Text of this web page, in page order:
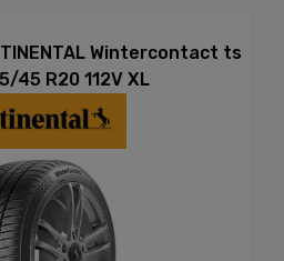
Wintercontact ts
45 R20 112V XL